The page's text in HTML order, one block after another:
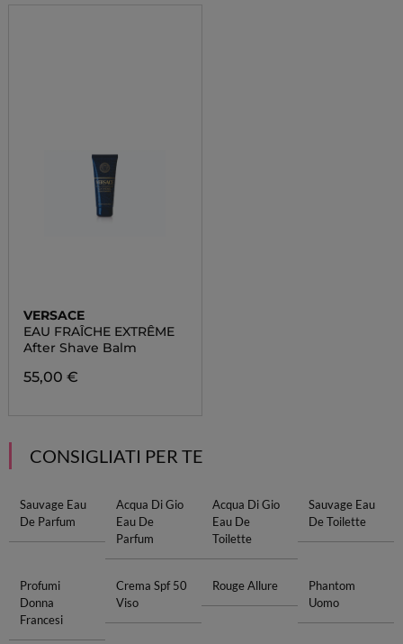
VERSACE
EAU FRAÎCHE EXTRÊME
After Shave Balm
55,00 €
CONSIGLIATI PER TE
Sauvage Eau
De Parfum
Acqua Di Gio
Eau De
Parfum
Acqua Di Gio
Eau De
Toilette
Sauvage Eau
De Toilette
Profumi
Donna
Francesi
Crema Spf 50
Viso
Rouge Allure
Phantom
Uomo